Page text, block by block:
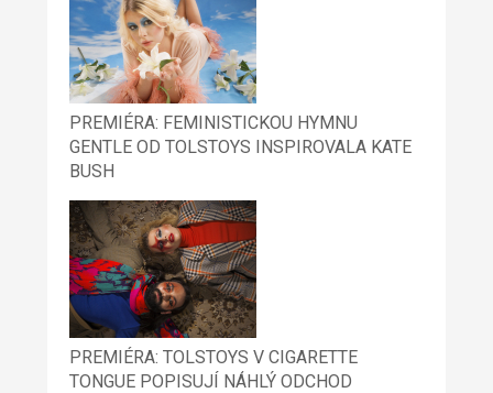
PREMIÉRA: FEMINISTICKOU HYMNU
GENTLE OD TOLSTOYS INSPIROVALA KATE
BUSH
PREMIÉRA: TOLSTOYS V CIGARETTE
TONGUE POPISUJÍ NÁHLÝ ODCHOD